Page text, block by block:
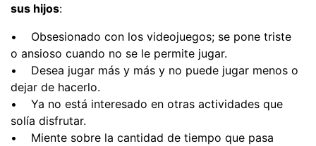
sus hijos:
• Obsesionado con los videojuegos; se pone triste
o ansioso cuando no se le permite jugar.
• Desea jugar más y más y no puede jugar menos o
dejar de hacerlo.
• Ya no está interesado en otras actividades que
solía disfrutar.
• Miente sobre la cantidad de tiempo que pasa